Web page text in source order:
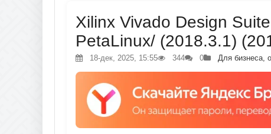
Xilinx Vivado Design
PetaLinux/ (2018.3.1)
18-дек, 2025, 15:55 344 0 Для бизнеса,